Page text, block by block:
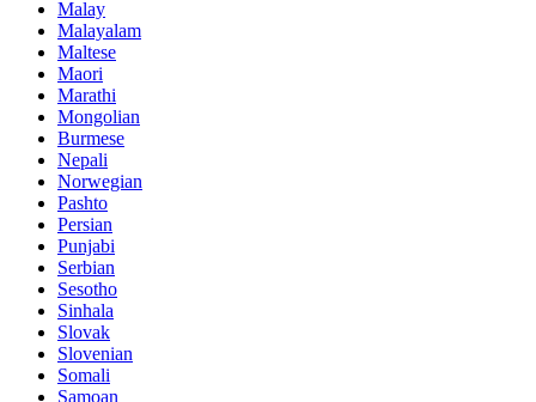
Malay
Malayalam
Maltese
Maori
Marathi
Mongolian
Burmese
Nepali
Norwegian
Pashto
Persian
Punjabi
Serbian
Sesotho
Sinhala
Slovak
Slovenian
Somali
Samoan